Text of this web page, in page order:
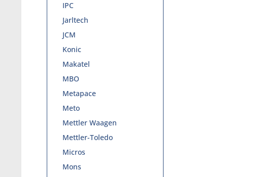
IPC
Jarltech
JCM
Konic
Makatel
MBO
Metapace
Meto
Mettler Waagen
Mettler-Toledo
Micros
Mons